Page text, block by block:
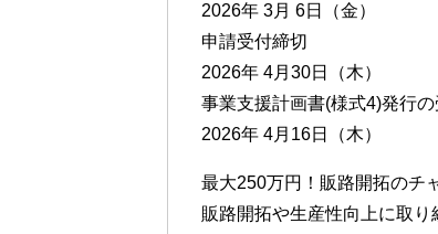
2026年 3月 6日（金）
申請受付締切
2026年 4月30日（木）
事業支援計画書(様式4)発行
2026年 4月16日（木）
最大250万円！販路開拓のチ
販路開拓や生産性向上に取り